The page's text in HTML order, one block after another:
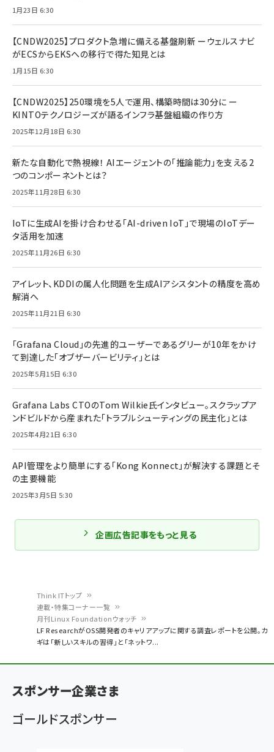
く
Think ITトップ
連載・特集コーナー一覧
月刊Linux Foundationウォッチ
LF ResearchがOSS開発者のキャリアアップに関する調査レポートを公開。カ
ギは「新しいスキルの習得」と「ネットワ...
1月23日 6:30
【CNDW2025】プロダクト急増に備える基盤刷新 ーウェルスナビ
がECSからEKSへの移行で得た知見とは
1月15日 6:30
【CNDW2025】250環境を5人で運用、構築時間は30分に ー
KINTOテクノロジーズが語るインフラ基盤組織の作り方
2025年12月18日 6:30
新たな自動化で熱視線！ AIエージェントの「推論能力」を支える2
つのコンポーネントとは？
2025年11月28日 6:30
IoTに生成AIを掛け合わせる「AI-driven IoT」で現場のIoTデー
タ活用を加速
2025年11月26日 6:30
アイレット、KDDIの属人化問題を生成AIアシスタントの精度を高め
解消へ
2025年11月21日 6:30
「Grafana Cloud」の先進的ユーザーであるグリーが10年をかけ
て到達した「オブザーバービリティ」とは
2025年5月15日 6:30
Grafana Labs CTOのTom Wilkie氏インタビュー。スクラップア
ンドビルドから産まれた「トラブルシューティングの民主化」とは
2025年4月21日 6:30
API管理をより簡単にする「Kong Konnect」が解決する課題とそ
の主要機能
2025年3月5日 5:30
企画広告記事をもっと見る
スポンサー企業さま
ゴールドスポンサー